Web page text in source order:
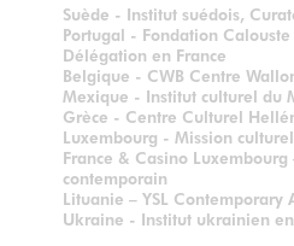
Suède - Institut suédois,
Portugal - Fondation
Délégation en France
Belgique - CWB Centre
Mexique - Institut culturel du
Grèce - Centre Culturel
Luxembourg - Mission
France & Casino Luxembourg
contemporain
Lituanie – YSL Contemporary
Ukraine - Institut ukrainien